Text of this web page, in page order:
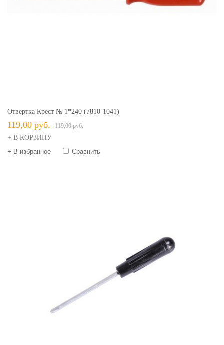
Отвертка Крест № 1*240 (7810-1041)
119,00 руб. 119,00 руб.
+ В КОРЗИНУ
+ В избранное
Сравнить